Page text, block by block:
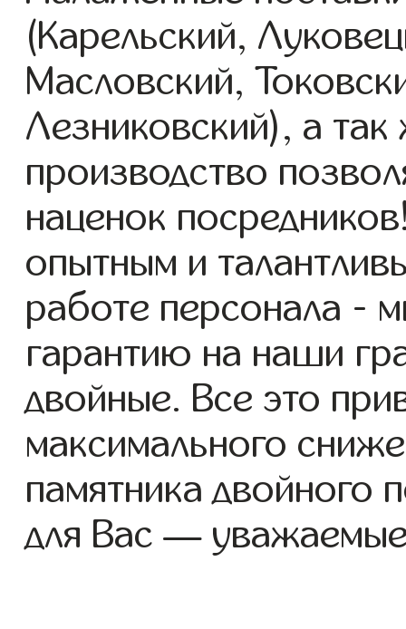
(Карельский,
Масловский,
Лезниковский), а
производство
наценок
опытным и
работе персонала -
гарантию на наши
двойные. Все это
максимального
памятника
для Вас —